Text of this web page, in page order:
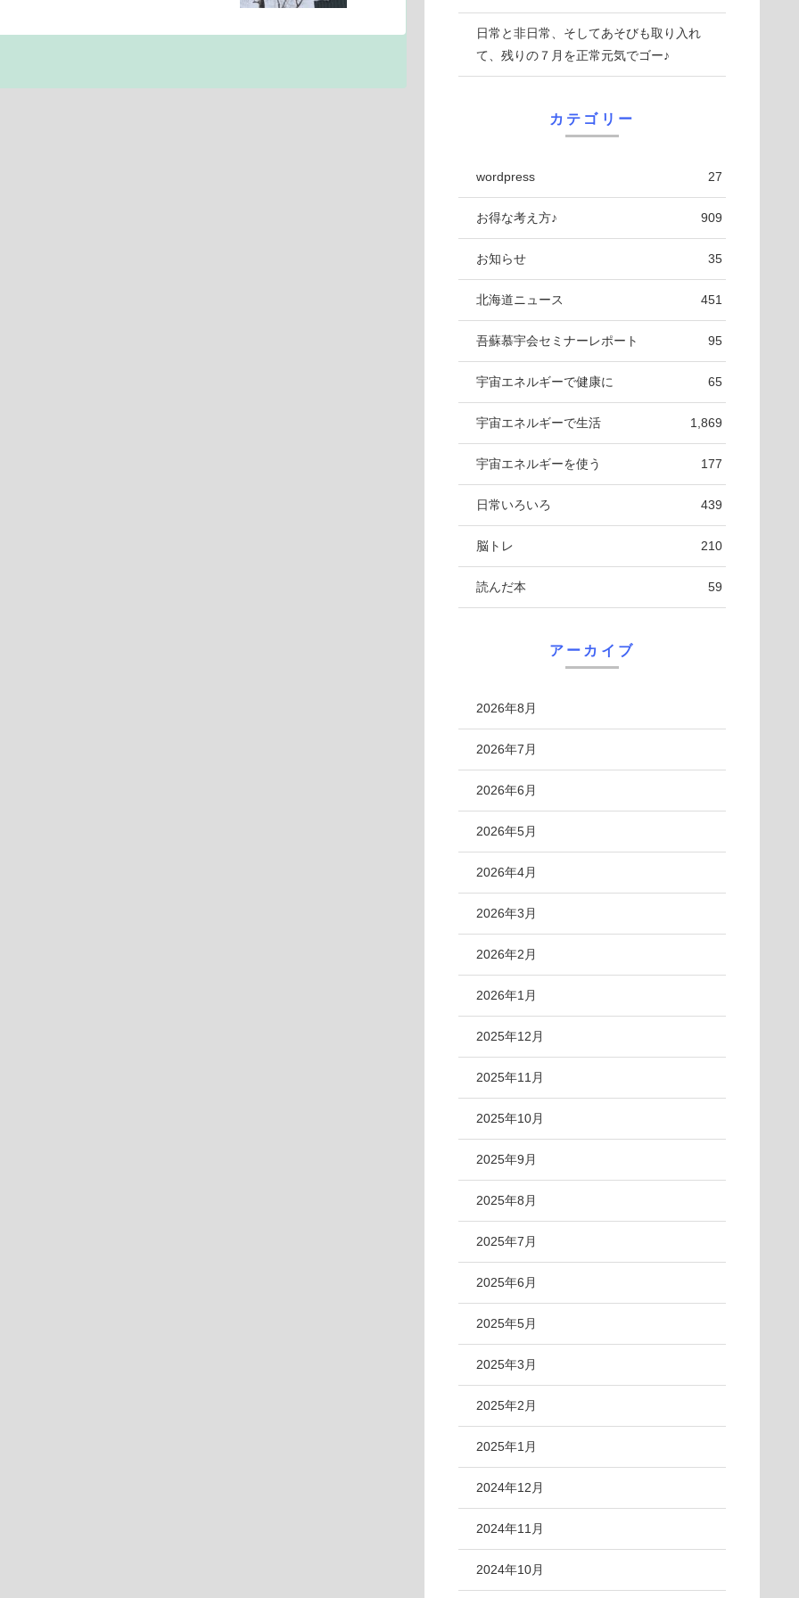
日常と非日常、そしてあそびも取り入れ
て、残りの７月を正常元気でゴー♪
カテゴリー
wordpress 27
お得な考え方♪ 909
お知らせ 35
北海道ニュース 451
吾蘇慕宇会セミナーレポート 95
宇宙エネルギーで健康に 65
宇宙エネルギーで生活 1,869
宇宙エネルギーを使う 177
日常いろいろ 439
脳トレ 210
読んだ本 59
アーカイブ
2026年8月
2026年7月
2026年6月
2026年5月
2026年4月
2026年3月
2026年2月
2026年1月
2025年12月
2025年11月
2025年10月
2025年9月
2025年8月
2025年7月
2025年6月
2025年5月
2025年3月
2025年2月
2025年1月
2024年12月
2024年11月
2024年10月